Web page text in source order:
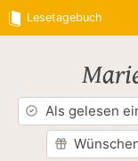
Lesetagebuch
Als gelesen